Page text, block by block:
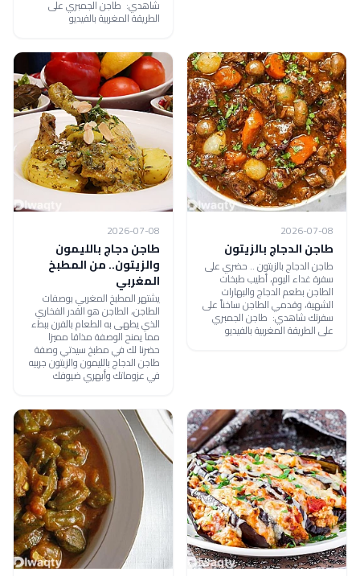
شاهدي: طاجن الجمبري على
الطريقة المغربية بالفيديو
2026-07-08
طاجن الدجاج بالزيتون
طاجن الدجاج بالزيتون .. حضري على
سفرة غداء اليوم، أطيب طبخات
الطاجن بطعم الدجاج والبهارات
الشهية، وقدمي الطاجن ساخناً على
سفرتك شاهدي: طاجن الجمبري
على الطريقة المغربية بالفيديو
2026-07-08
طاجن دجاج بالليمون
والزيتون.. من المطبخ
المغربي
يشتهر المطبخ المغربي بوصفات
الطاجن، الطاجن هو القدر الفخاري
الذي يطهى به الطعام بالفرن ببطء
مما يمنح الوصفة مذاقا مميزا
حضرنا لك في مطبخ سيدتي وصفة
طاجن الدجاج بالليمون والزيتون جربيه
في عزوماتك وأبهري ضيوفك